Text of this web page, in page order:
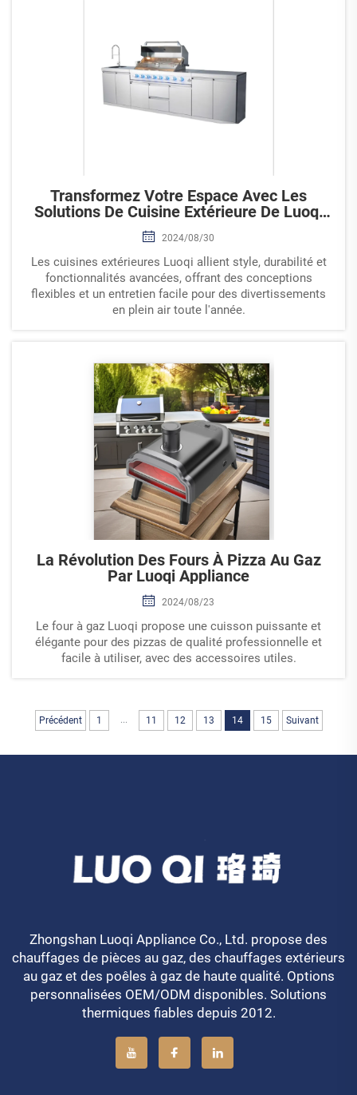
Transformez Votre Espace Avec Les
Solutions De Cuisine Extérieure De Luoqi
Appliance
2024/08/30
Les cuisines extérieures Luoqi allient style, durabilité et
fonctionnalités avancées, offrant des conceptions
flexibles et un entretien facile pour des divertissements
en plein air toute l'année.
La Révolution Des Fours À Pizza Au Gaz
Par Luoqi Appliance
2024/08/23
Le four à gaz Luoqi propose une cuisson puissante et
élégante pour des pizzas de qualité professionnelle et
facile à utiliser, avec des accessoires utiles.
Précédent 1 ... 11 12 13 14 15 Suivant
Zhongshan Luoqi Appliance Co., Ltd. propose des
chauffages de pièces au gaz, des chauffages extérieurs
au gaz et des poêles à gaz de haute qualité. Options
personnalisées OEM/ODM disponibles. Solutions
thermiques fiables depuis 2012.